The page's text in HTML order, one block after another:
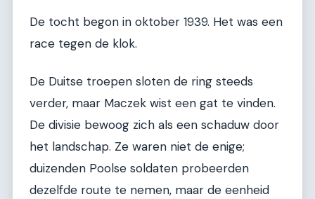
De tocht begon in oktober 1939. Het was een
race tegen de klok.
De Duitse troepen sloten de ring steeds
verder, maar Maczek wist een gat te vinden.
De divisie bewoog zich als een schaduw door
het landschap. Ze waren niet de enige;
duizenden Poolse soldaten probeerden
dezelfde route te nemen, maar de eenheid